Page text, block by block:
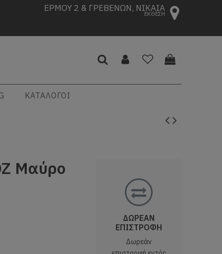
ΕΡΜΟΥ 2 & ΓΡΕΒΕΝΩΝ, ΝΙΚΑΙΑ
ΕΚΘΕΣΗ
ΚΑΤΑΛΟΓΟΙ
Μαύρο
ΔΩΡΕΑΝ
ΕΠΙΣΤΡΟΦΗ
Δωρεάν